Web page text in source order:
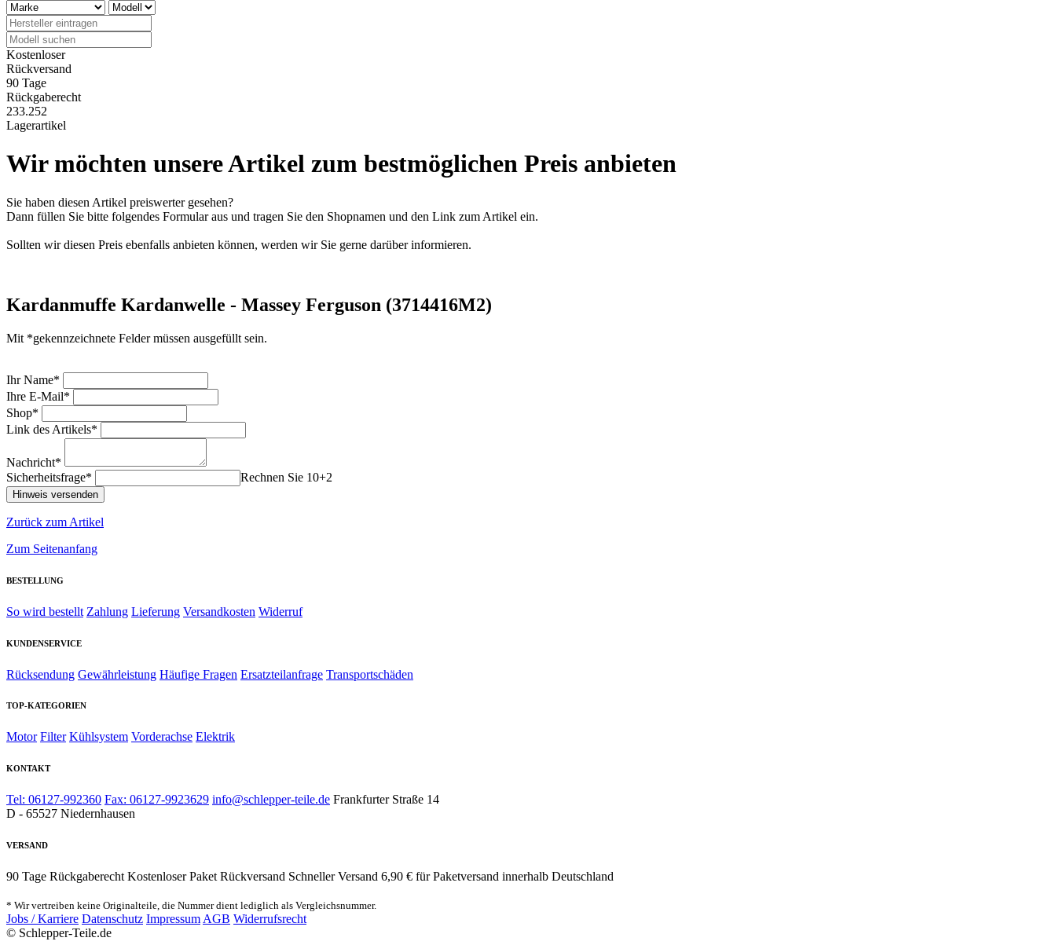
Kostenloser
Rückversand
90 Tage
Rückgaberecht
233.252
Lagerartikel
Wir möchten unsere Artikel zum bestmöglichen Preis anbieten
Sie haben diesen Artikel preiswerter gesehen?
Dann füllen Sie bitte folgendes Formular aus und tragen Sie den Shopnamen und den Link zum Artikel ein.
Sollten wir diesen Preis ebenfalls anbieten können, werden wir Sie gerne darüber informieren.
Kardanmuffe Kardanwelle - Massey Ferguson (3714416M2)
Mit *gekennzeichnete Felder müssen ausgefüllt sein.
Ihr Name*
Ihre E-Mail*
Shop*
Link des Artikels*
Nachricht*
Sicherheitsfrage*
Rechnen Sie 10+2
Zurück zum Artikel
Zum Seitenanfang
BESTELLUNG
So wird bestellt Zahlung Lieferung Versandkosten Widerruf
KUNDENSERVICE
Rücksendung Gewährleistung Häufige Fragen Ersatzteilanfrage Transportschäden
TOP-KATEGORIEN
Motor Filter Kühlsystem Vorderachse Elektrik
KONTAKT
Tel: 06127-992360 Fax: 06127-9923629 info@schlepper-teile.de Frankfurter Straße 14
D - 65527 Niedernhausen
VERSAND
90 Tage Rückgaberecht Kostenloser Paket Rückversand Schneller Versand 6,90 € für Paketversand innerhalb Deutschland
* Wir vertreiben keine Originalteile, die Nummer dient lediglich als Vergleichsnummer.
Jobs / Karriere Datenschutz Impressum AGB Widerrufsrecht
© Schlepper-Teile.de